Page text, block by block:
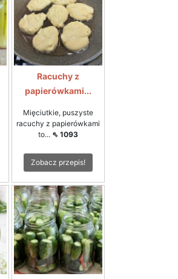
Racuchy z
papierówkami...
Mięciutkie, puszyste
racuchy z papierówkami
to... ⇖ 1093
Zobacz przepis!